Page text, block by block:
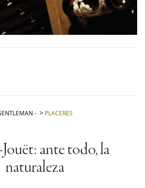
- PLACERES
ante todo, la
naturaleza